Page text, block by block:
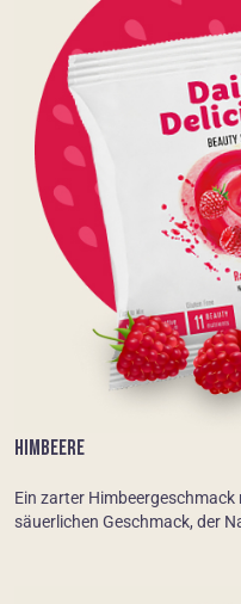
HIMBEERE
Ein zarter
säuerlichen Geschmack, der